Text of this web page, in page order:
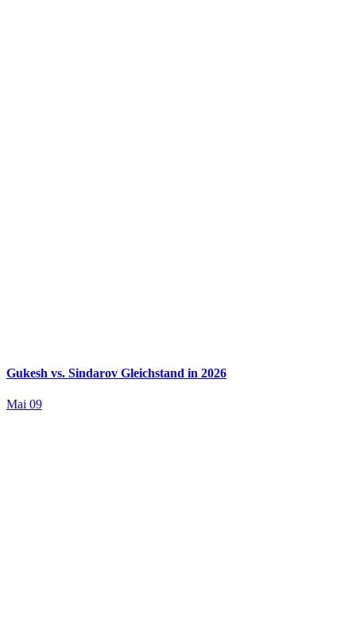
Gukesh vs. Sindarov Gleichstand in 2026
Mai 09